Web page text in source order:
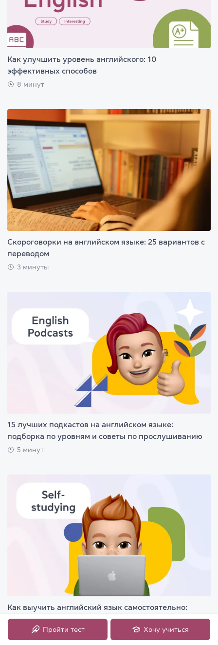
Как улучшить уровень английского: 10
эффективных способов
8 минут
Скороговорки на английском языке: 25 вариантов с
переводом
3 минуты
15 лучших подкастов на английском языке:
подборка по уровням и советы по прослушиванию
5 минут
Как выучить английский язык самостоятельно:
пошаговое руководство для начинающих
9 минутПройти тест Хочу учиться